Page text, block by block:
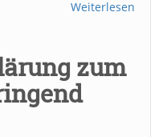
Weiterlesen
zum